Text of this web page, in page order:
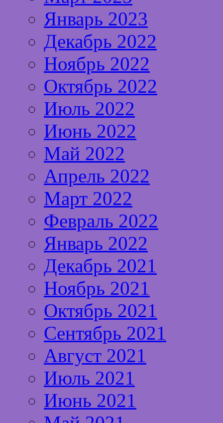
Январь 2023
Декабрь 2022
Ноябрь 2022
Октябрь 2022
Июль 2022
Июнь 2022
Май 2022
Апрель 2022
Март 2022
Февраль 2022
Январь 2022
Декабрь 2021
Ноябрь 2021
Октябрь 2021
Сентябрь 2021
Август 2021
Июль 2021
Июнь 2021